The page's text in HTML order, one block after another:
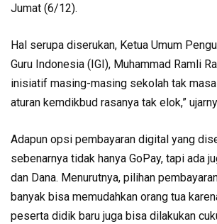
Jumat (6/12).
Hal serupa diserukan, Ketua Umum
Guru Indonesia (IGI), Muhammad Ramli
inisiatif masing-masing sekolah tak
aturan kemdikbud rasanya tak elok,”
Adapun opsi pembayaran digital yang
sebenarnya tidak hanya GoPay, tapi ada
dan Dana. Menurutnya, pilihan
banyak bisa memudahkan orang tua
peserta didik baru juga bisa dilakukan